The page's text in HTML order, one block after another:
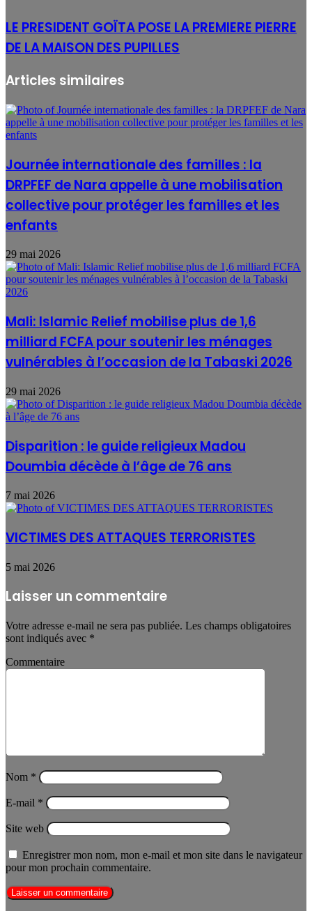
LE PRESIDENT GOÏTA POSE LA PREMIERE PIERRE
DE LA MAISON DES PUPILLES
Articles similaires
Journée internationale des familles : la
DRPFEF de Nara appelle à une mobilisation
collective pour protéger les familles et les
enfants
29 mai 2026
Mali: Islamic Relief mobilise plus de 1,6
milliard FCFA pour soutenir les ménages
vulnérables à l’occasion de la Tabaski 2026
29 mai 2026
Disparition : le guide religieux Madou
Doumbia décède à l’âge de 76 ans
7 mai 2026
VICTIMES DES ATTAQUES TERRORISTES
5 mai 2026
Laisser un commentaire
Votre adresse e-mail ne sera pas publiée. Les champs obligatoires
sont indiqués avec *
Commentaire
Nom *
E-mail *
Site web
Enregistrer mon nom, mon e-mail et mon site dans le navigateur
pour mon prochain commentaire.